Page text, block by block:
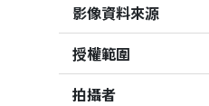
影像資料來源
授權範圍
拍攝者